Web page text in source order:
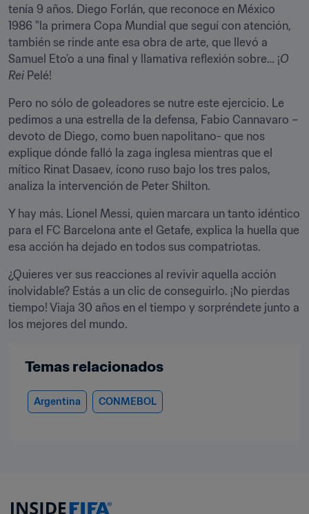
tenía 9 años. Diego Forlán, que reconoce en México
1986 "la primera Copa Mundial que seguí con atención,
también se rinde ante esa obra de arte, que llevó a
Samuel Eto’o a una final y llamativa reflexión sobre… ¡O
Rei Pelé!
Pero no sólo de goleadores se nutre este ejercicio. Le
pedimos a una estrella de la defensa, Fabio Cannavaro –
devoto de Diego, como buen napolitano- que nos
explique dónde falló la zaga inglesa mientras que el
mítico Rinat Dasaev, ícono ruso bajo los tres palos,
analiza la intervención de Peter Shilton.
Y hay más. Lionel Messi, quien marcara un tanto idéntico
para el FC Barcelona ante el Getafe, explica la huella que
esa acción ha dejado en todos sus compatriotas.
¿Quieres ver sus reacciones al revivir aquella acción
inolvidable? Estás a un clic de conseguirlo. ¡No pierdas
tiempo! Viaja 30 años en el tiempo y sorpréndete junto a
los mejores del mundo.
Temas relacionados
Argentina CONMEBOL